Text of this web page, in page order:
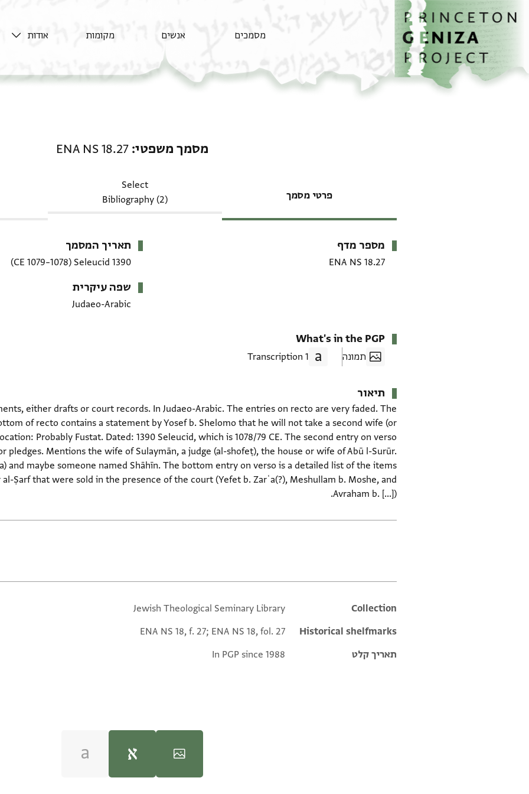
דילוג לתוכן
דף הבית
מסמכים אנשים מקומות אודות
מסמך משפטי ENA NS 18.27
פרטי מסמך
Select
Bibliography (2)
מטא-דאטא
מספר מדף
ENA NS 18.27
תאריך המסמך
1390 Seleucid
(1078–1079 CE)
שפה עיקרית
Judaeo-Arabic
What's in the PGP
תמונה 1 Transcription
תיאור
either drafts or court records. In Judaeo-Arabic. The entries on recto are very faded. The
of recto contains a statement by Yosef b. Shelomo that he will not take a second wife (or
Probably Fustat. Dated: 1390 Seleucid, which is 1078/79 CE. The second entry on verso
pledges. Mentions the wife of Sulaymān, a judge (al-shofeṭ), the house or wife of Abū l-Surūr.
and maybe someone named Shāhīn. The bottom entry on verso is a detailed list of the items
Ṣarf that were sold in the presence of the court (Yefet b. Zarʿa(?), Meshullam b. Moshe, and
Avraham b. [...]).
Additional metadata
Collection
Jewish Theological Seminary Library
Historical shelfmarks
ENA NS 18, f. 27; ENA NS 18, fol. 27
תאריך קלט
In PGP since 1988